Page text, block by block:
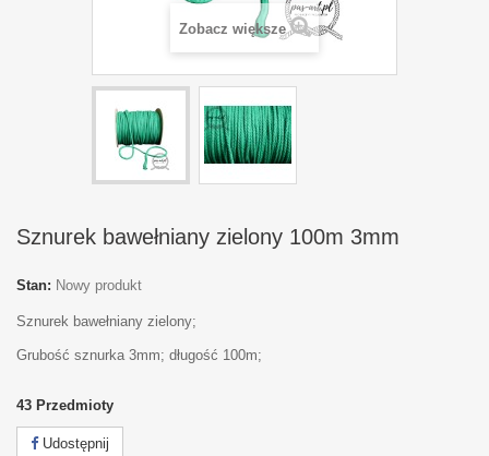
Zobacz większe
Sznurek bawełniany zielony 100m 3mm
Stan: Nowy produkt
Sznurek bawełniany zielony;
Grubość sznurka 3mm; długość 100m;
43 Przedmioty
Udostępnij